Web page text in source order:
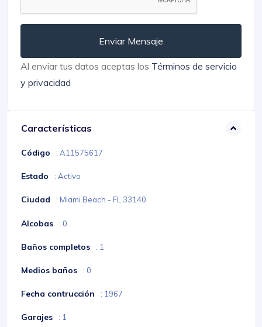
Enviar Mensaje
Al enviar tus datos aceptas los Términos de servicio
y privacidad
Características
Código : A11575617
Estado : Activo
Ciudad : Miami Beach - FL 33140
Alcobas : 0
Baños completos : 1
Medios baños : 0
Fecha contrucción : 1967
Garajes : 1